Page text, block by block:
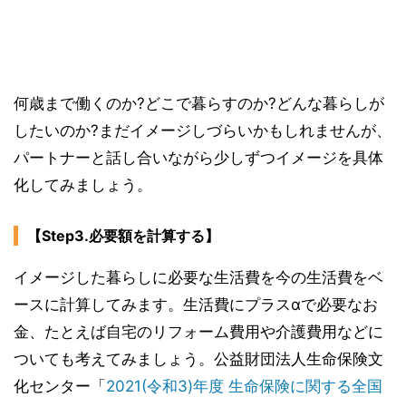
何歳まで働くのか?どこで暮らすのか?どんな暮らしが
したいのか?まだイメージしづらいかもしれませんが、
パートナーと話し合いながら少しずつイメージを具体
化してみましょう。
【Step3.必要額を計算する】
イメージした暮らしに必要な生活費を今の生活費をベ
ースに計算してみます。生活費にプラスαで必要なお
金、たとえば自宅のリフォーム費用や介護費用などに
ついても考えてみましょう。公益財団法人生命保険文
化センター「2021(令和3)年度 生命保険に関する全国